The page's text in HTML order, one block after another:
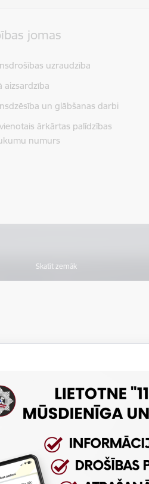
jomas
uzraudzība
aizsardzība
un glābšanas darbi
ārkārtas palīdzības
numurs
Skatīt zemāk
07.08.2026. Jaunumi
Ādažu novadā
06.08.2026. Jaunumi
Siguldas